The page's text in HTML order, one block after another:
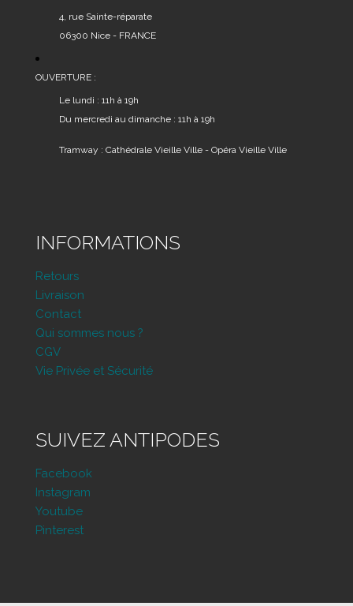
4, rue Sainte-réparate
06300 Nice - FRANCE
OUVERTURE :
Le lundi : 11h à 19h
Du mercredi au dimanche : 11h à 19h
Tramway : Cathédrale Vieille Ville - Opéra Vieille Ville
INFORMATIONS
Retours
Livraison
Contact
Qui sommes nous ?
CGV
Vie Privée et Sécurité
SUIVEZ ANTIPODES
Facebook
Instagram
Youtube
Pinterest